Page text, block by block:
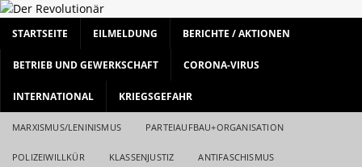
STARTSEITE EILMELDUNG BERICHTE / AKTIONEN
BETRIEB UND GEWERKSCHAFT CORONA-VIRUS
INTERNATIONAL KRIEGSGEFAHR
MARXISMUS/LENINISMUS PARTEIAUFBAU+ORGANISATION
POLIZEIWILLKÜR KLASSENJUSTIZ ANTIFASCHISMUS